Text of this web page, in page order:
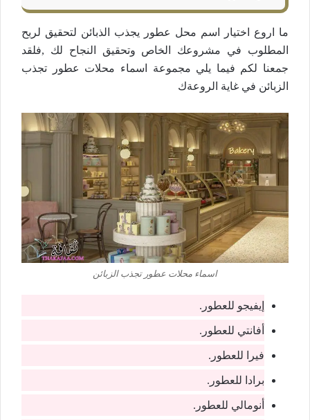
ما اروع اختيار اسم محل عطور يجذب الذبائن لتحقيق لربح
المطلوب في مشروعك الخاص وتحقيق النجاح لك ,فلقد
جمعنا لكم فيما يلي مجموعة اسماء محلات عطور تجذب
الزبائن في غاية الروعةك
اسماء محلات عطور تجذب الزبائن
إيفيجو للعطور.
أفانتي للعطور.
فيرا للعطور.
برادا للعطور.
أنومالي للعطور.